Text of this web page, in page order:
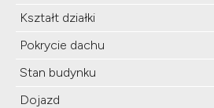
Kształt działki
Pokrycie dachu
Stan budynku
Dojazd